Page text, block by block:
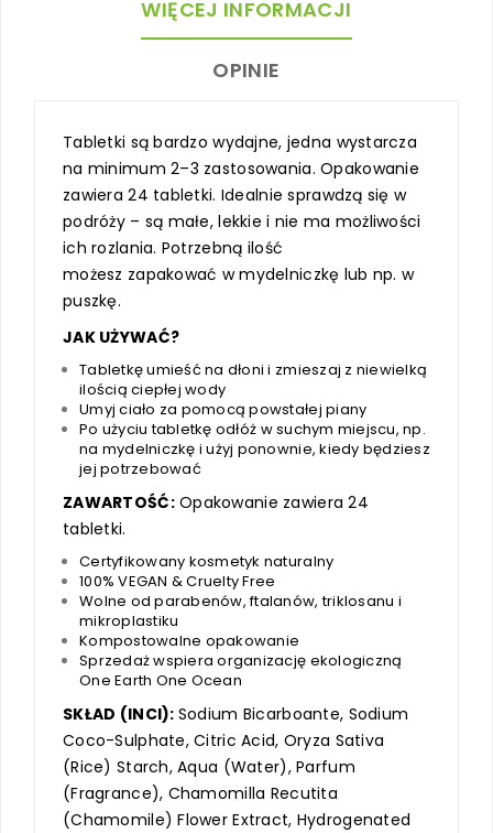
WIĘCEJ INFORMACJI
OPINIE
Tabletki są bardzo wydajne, jedna wystarcza
na minimum 2–3 zastosowania. Opakowanie
zawiera 24 tabletki. Idealnie sprawdzą się w
podróży – są małe, lekkie i nie ma możliwości
ich rozlania. Potrzebną ilość
możesz zapakować w mydelniczkę lub np. w
puszkę.
JAK UŻYWAĆ?
Tabletkę umieść na dłoni i zmieszaj z niewielką
ilością ciepłej wody
Umyj ciało za pomocą powstałej piany
Po użyciu tabletkę odłóż w suchym miejscu, np.
na mydelniczkę i użyj ponownie, kiedy będziesz
jej potrzebować
ZAWARTOŚĆ:Opakowanie zawiera 24
tabletki.
Certyfikowany kosmetyk naturalny
100% VEGAN & Cruelty Free
Wolne od parabenów, ftalanów, triklosanu i
mikroplastiku
Kompostowalne opakowanie
Sprzedaż wspiera organizację ekologiczną
One Earth One Ocean
SKŁAD (INCI): Sodium Bicarboante, Sodium
Coco-Sulphate, Citric Acid, Oryza Sativa
(Rice) Starch, Aqua (Water), Parfum
(Fragrance), Chamomilla Recutita
(Chamomile) Flower Extract, Hydrogenated